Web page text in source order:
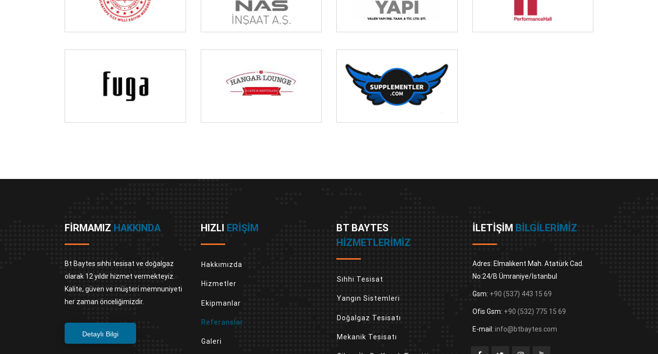
FIRMAMIZ HAKKINDA
Bt Baytes sıhhi tesisat ve doğalgaz
olarak 12 yıldır hizmet vermekteyiz.
Kalite, güven ve müşteri memnuniyeti
her zaman önceliğimizdir.
Detaylı Bilgi
HIZLI ERIŞIM
Hakkımızda
Hizmetler
Ekipmanlar
Referanslar
Galeri
BT BAYTES
HIZMETLERIMIZ
Sıhhi Tesisat
Yangın Sistemleri
Doğalgaz Tesisatı
Mekanik Tesisatı
İLETIŞIM BILGILERIMIZ
Adres: Elmalıkent Mah. Atatürk Cad.
No:24/B Ümraniye/İstanbul
Gsm: +90 (537) 443 15 69
Ofis Gsm: +90 (532) 775 15 69
E-mail: info@btbaytes.com